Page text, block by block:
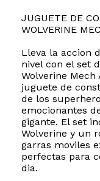
JUGUETE DE
WOLVERINE
Lleva la accion
nivel con el set
Wolverine
juguete de
de los
emocionantes
gigante. El set
Wolverine y un
garras moviles
perfectas para
dia.